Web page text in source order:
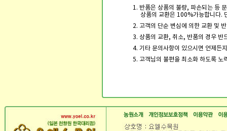
1. 반품은 상품의 불량, 파손되는 등
상품의 교환은 100%가능합니다.
2. 고객의 단순 변심에 의한 교환 및
3. 상품의 교환, 취소, 반품의 경우 반
4. 기타 문의사항이 있으시면 언제든
5. 고객님의 불편을 최소화 하도록 노